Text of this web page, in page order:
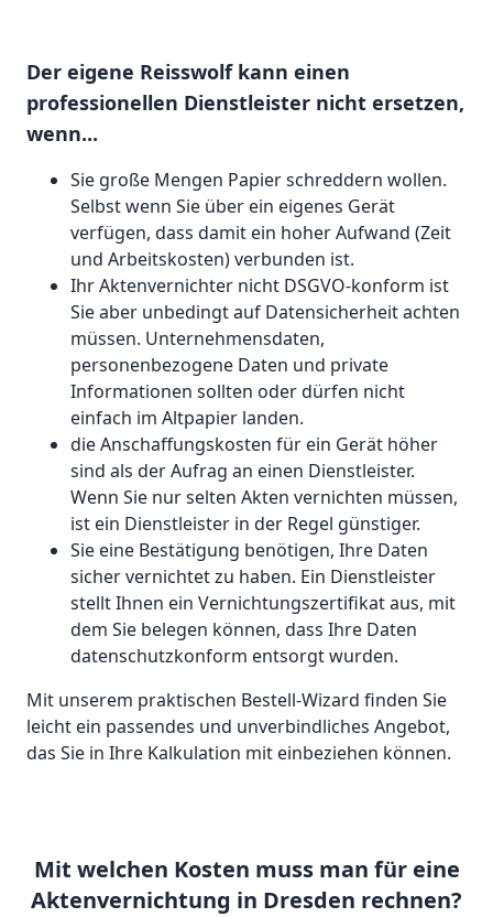
Der eigene Reisswolf kann einen
professionellen Dienstleister nicht ersetzen,
wenn...
Sie große Mengen Papier schreddern wollen.
Selbst wenn Sie über ein eigenes Gerät
verfügen, dass damit ein hoher Aufwand (Zeit
und Arbeitskosten) verbunden ist.
Ihr Aktenvernichter nicht DSGVO-konform ist
Sie aber unbedingt auf Datensicherheit achten
müssen. Unternehmensdaten,
personenbezogene Daten und private
Informationen sollten oder dürfen nicht
einfach im Altpapier landen.
die Anschaffungskosten für ein Gerät höher
sind als der Aufrag an einen Dienstleister.
Wenn Sie nur selten Akten vernichten müssen,
ist ein Dienstleister in der Regel günstiger.
Sie eine Bestätigung benötigen, Ihre Daten
sicher vernichtet zu haben. Ein Dienstleister
stellt Ihnen ein Vernichtungszertifikat aus, mit
dem Sie belegen können, dass Ihre Daten
datenschutzkonform entsorgt wurden.
Mit unserem praktischen Bestell-Wizard finden Sie
leicht ein passendes und unverbindliches Angebot,
das Sie in Ihre Kalkulation mit einbeziehen können.
Mit welchen Kosten muss man für eine
Aktenvernichtung in Dresden rechnen?